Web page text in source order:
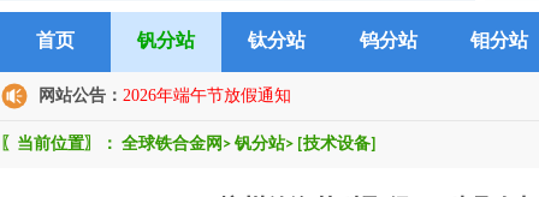
首页 钒分站 钛分站 钨分站 钼分站
网站公告： 2026年端午节放假通知
〖当前位置〗： 全球铁合金网 > 钒分站> [技术设备]